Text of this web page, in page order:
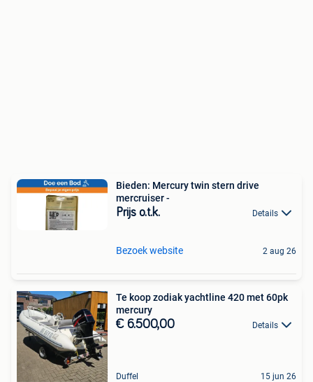
Bieden: Mercury twin stern drive
mercruiser -
Prijs o.t.k. Details
Bezoek website 2 aug 26
Te koop zodiak yachtline 420 met 60pk
mercury
€ 6.500,00 Details
Duffel 15 jun 26